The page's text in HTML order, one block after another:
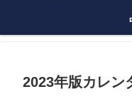
2023年版カレン